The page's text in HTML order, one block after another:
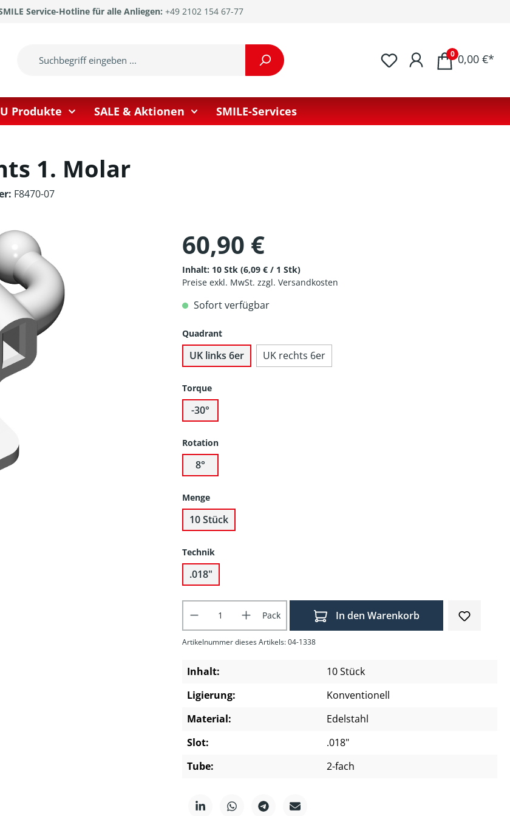
Service-Hotline für alle Anliegen: +49 2102 154 67-77
0 0,00 €*
Produkte SALE & Aktionen SMILE-Services
1. Molar
F8470-07
60,90 €
Inhalt: 10 Stk (6,09 € / 1 Stk)
Preise exkl. MwSt. zzgl. Versandkosten
Sofort verfügbar
Quadrant
UK links 6er UK rechts 6er
Torque
-30°
Rotation
8°
Menge
10 Stück
Technik
.018"
Produkt Anzahl: Gib den gewünschten Wert
Pack In den Warenkorb
Artikelnummer dieses Artikels: 04-1338
Inhalt:
10 Stück
Ligierung:
Konventionell
Material:
Edelstahl
Slot:
.018"
Tube:
2-fach